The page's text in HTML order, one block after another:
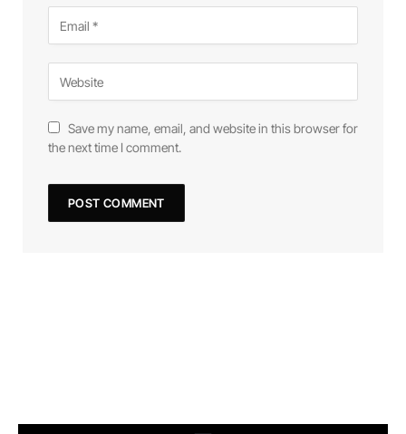
Save my name, email, and website in this browser for
the next time I comment.